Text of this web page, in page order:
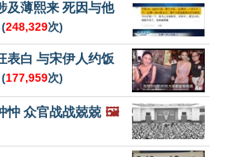
及薄熙来 死因与他
(248,329次)
表白 与宋伊人约饭
(177,959次)
忡 众官战战兢兢 🖼️